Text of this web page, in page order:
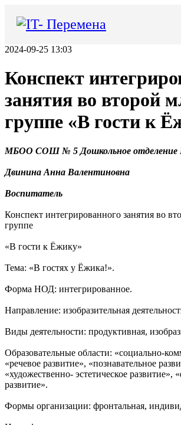
2024-09-25 13:03
Конспект
занятия во второй
группе «В гости к
МБОО СОШ № 5 Дошкольное отделение
Двинина Анна Валентиновна
Воспитатель
Конспект интегрированного занятия во
группе
«В гости к Ёжику»
Тема: «В гостях у Ёжика!».
Форма НОД: интегрированное.
Направление: изобразительная
Виды деятельности: продуктивная,
Образовательные области: «социально-
«речевое развитие», «познавательное
«художественно- эстетическое развитие»,
развитие».
Формы организации: фронтальная,